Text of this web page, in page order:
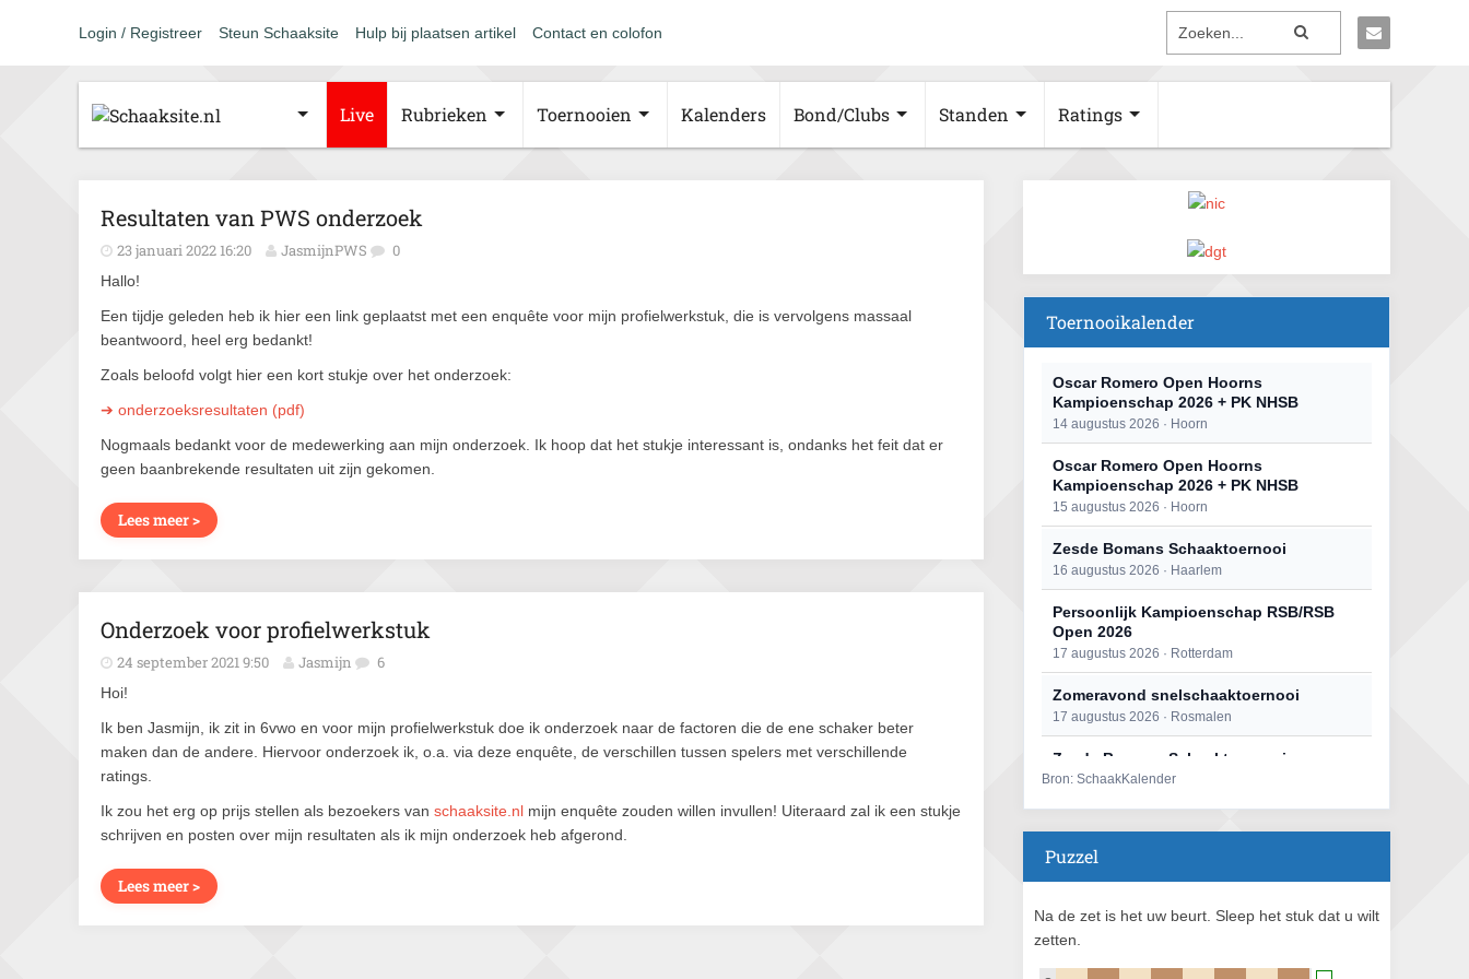
Login / Registreer Steun Schaaksite Hulp bij plaatsen artikel Contact en colofon
Live Rubrieken Toernooien Kalenders Bond/Clubs Standen Ratings
Resultaten van PWS onderzoek
23 januari 2022 16:20 JasmijnPWS 0
Hallo!
Een tijdje geleden heb ik hier een link geplaatst met een enquête voor mijn profielwerkstuk, die is vervolgens massaal
beantwoord, heel erg bedankt!
Zoals beloofd volgt hier een kort stukje over het onderzoek:
➔ onderzoeksresultaten (pdf)
Nogmaals bedankt voor de medewerking aan mijn onderzoek. Ik hoop dat het stukje interessant is, ondanks het feit dat er
geen baanbrekende resultaten uit zijn gekomen.
Lees meer >
Onderzoek voor profielwerkstuk
24 september 2021 9:50 Jasmijn 6
Hoi!
Ik ben Jasmijn, ik zit in 6vwo en voor mijn profielwerkstuk doe ik onderzoek naar de factoren die de ene schaker beter
maken dan de andere. Hiervoor onderzoek ik, o.a. via deze enquête, de verschillen tussen spelers met verschillende
ratings.
Ik zou het erg op prijs stellen als bezoekers van schaaksite.nl mijn enquête zouden willen invullen! Uiteraard zal ik een stukje
schrijven en posten over mijn resultaten als ik mijn onderzoek heb afgerond.
Lees meer >
Toernooikalender
Oscar Romero Open Hoorns
Kampioenschap 2026 + PK NHSB
14 augustus 2026 · Hoorn
Oscar Romero Open Hoorns
Kampioenschap 2026 + PK NHSB
15 augustus 2026 · Hoorn
Zesde Bomans Schaaktoernooi
16 augustus 2026 · Haarlem
Persoonlijk Kampioenschap RSB/RSB
Open 2026
17 augustus 2026 · Rotterdam
Zomeravond snelschaaktoernooi
17 augustus 2026 · Rosmalen
Zesde Bomans Schaaktoernooi
17 augustus 2026 · Haarlem
Persoonlijk Kampioenschap RSB/RSB
Mat op ‘t Wad
Bron: SchaakKalender
Puzzel
Na de zet is het uw beurt. Sleep het stuk dat u wilt
zetten.